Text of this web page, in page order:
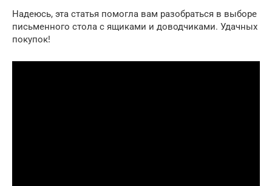
Надеюсь, эта статья помогла вам разобраться в выборе
письменного стола с ящиками и доводчиками. Удачных
покупок!